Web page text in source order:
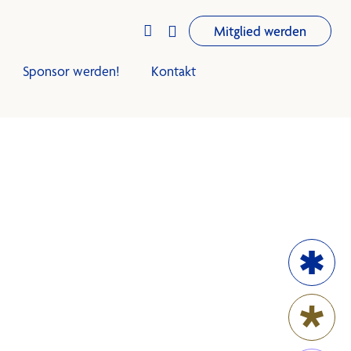
  Mitglied werden
Sponsor werden! Kontakt